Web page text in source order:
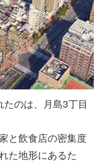
のは、月島3丁目
と飲食店の密集度
た地形にあるた